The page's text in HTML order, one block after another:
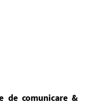
de comunicare &